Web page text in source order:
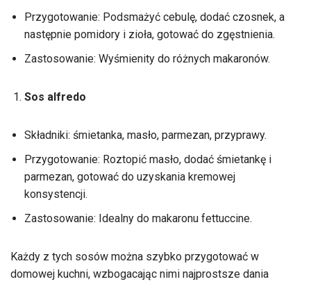
Przygotowanie: Podsmażyć cebulę, dodać czosnek, a
następnie pomidory i zioła, gotować do zgęstnienia.
Zastosowanie: Wyśmienity do różnych makaronów.
Sos alfredo
Składniki: śmietanka, masło, parmezan, przyprawy.
Przygotowanie: Roztopić masło, dodać śmietankę i
parmezan, gotować do uzyskania kremowej
konsystencji.
Zastosowanie: Idealny do makaronu fettuccine.
Każdy z tych sosów można szybko przygotować w
domowej kuchni, wzbogacając nimi najprostsze dania